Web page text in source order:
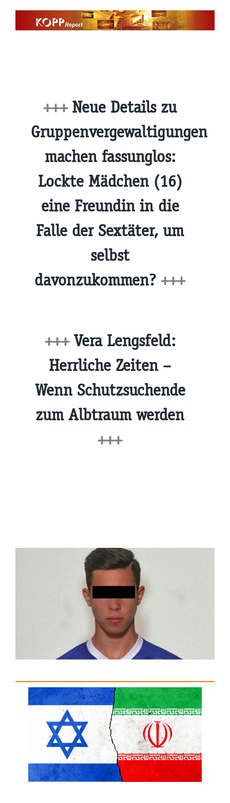
+++ Neue Details zu
Gruppenvergewaltigungen
machen fassunglos:
Lockte Mädchen (16)
eine Freundin in die
Falle der Sextäter, um
selbst
davonzukommen? +++
+++Vera Lengsfeld:
Herrliche Zeiten –
Wenn Schutzsuchende
zum Albtraum werden
+++